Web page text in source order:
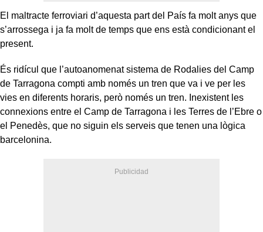
El maltracte ferroviari d’aquesta part del País fa molt anys que
s’arrossega i ja fa molt de temps que ens està condicionant el
present.
És ridícul que l’autoanomenat sistema de Rodalies del Camp
de Tarragona compti amb només un tren que va i ve per les
vies en diferents horaris, però només un tren. Inexistent les
connexions entre el Camp de Tarragona i les Terres de l’Ebre o
el Penedès, que no siguin els serveis que tenen una lògica
barcelonina.